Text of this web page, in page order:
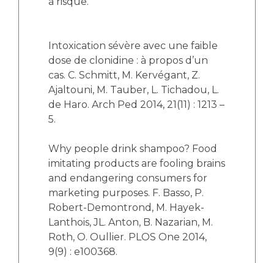
Intoxication sévère avec une faible
dose de clonidine : à propos d’un
cas. C. Schmitt, M. Kervégant, Z.
Ajaltouni, M. Tauber, L. Tichadou, L.
de Haro. Arch Ped 2014, 21(11) : 1213 –
5.
Why people drink shampoo? Food
imitating products are fooling brains
and endangering consumers for
marketing purposes. F. Basso, P.
Robert-Demontrond, M. Hayek-
Lanthois, JL. Anton, B. Nazarian, M.
Roth, O. Oullier. PLOS One 2014,
9(9) : e100368.